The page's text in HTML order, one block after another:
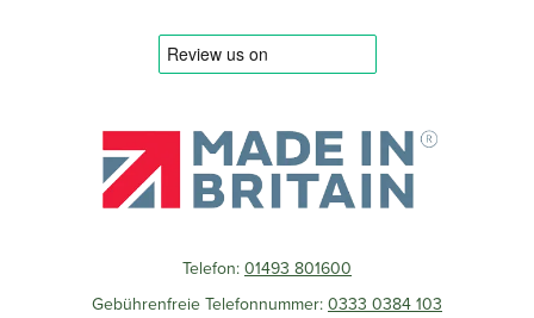
Telefon:01493 801600
Gebührenfreie Telefonnummer:0333 0384 103